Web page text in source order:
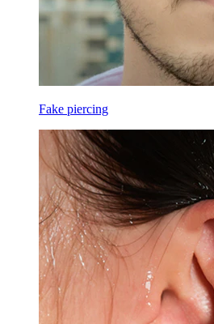
Fake piercing